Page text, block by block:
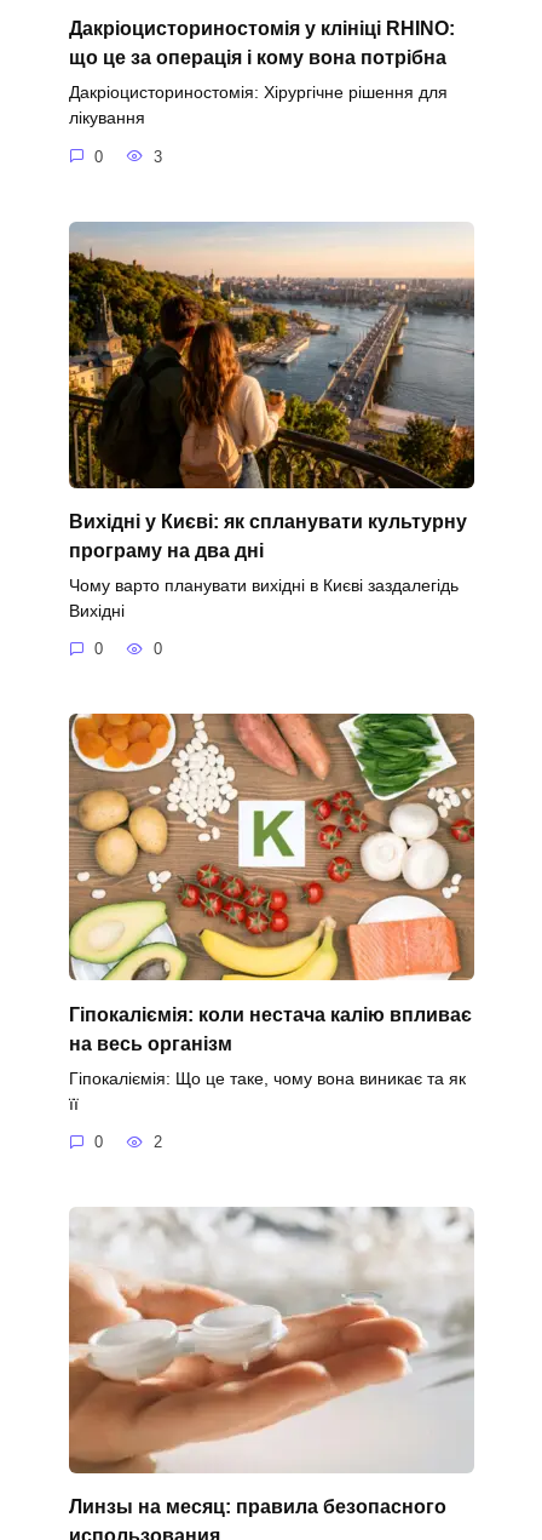
Дакріоцисториностомія у клініці RHINO:
що це за операція і кому вона потрібна
Дакріоцисториностомія: Хірургічне рішення для
лікування
0 3
Вихідні у Києві: як спланувати культурну
програму на два дні
Чому варто планувати вихідні в Києві заздалегідь
Вихідні
0 0
Гіпокаліємія: коли нестача калію впливає
на весь організм
Гіпокаліємія: Що це таке, чому вона виникає та як
її
0 2
Линзы на месяц: правила безопасного
использования